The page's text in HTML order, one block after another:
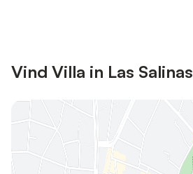
Vind Villa in Las Salinas